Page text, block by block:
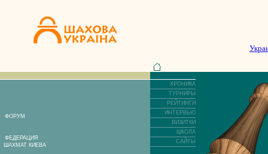
ФОРУМ
ФЕДЕРАЦИЯ
ШАХМАТ КИЕВА
ХРОНИКА
ТУРНИРЫ
РЕЙТИНГИ
ИНТЕРВЬЮ
ВИЗИТКИ
ШКОЛА
САЙТЫ